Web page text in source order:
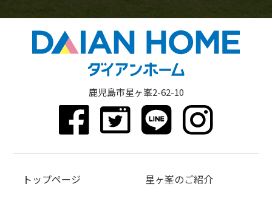
鹿児島市星ヶ峯2-62-10
トップページ 星ヶ峯のご紹介